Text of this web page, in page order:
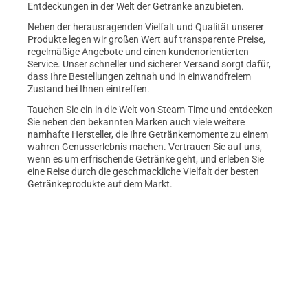
Entdeckungen in der Welt der Getränke anzubieten.
Neben der herausragenden Vielfalt und Qualität unserer
Produkte legen wir großen Wert auf transparente Preise,
regelmäßige Angebote und einen kundenorientierten
Service. Unser schneller und sicherer Versand sorgt dafür,
dass Ihre Bestellungen zeitnah und in einwandfreiem
Zustand bei Ihnen eintreffen.
Tauchen Sie ein in die Welt von Steam-Time und entdecken
Sie neben den bekannten Marken auch viele weitere
namhafte Hersteller, die Ihre Getränkemomente zu einem
wahren Genusserlebnis machen. Vertrauen Sie auf uns,
wenn es um erfrischende Getränke geht, und erleben Sie
eine Reise durch die geschmackliche Vielfalt der besten
Getränkeprodukte auf dem Markt.